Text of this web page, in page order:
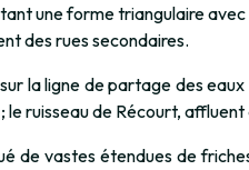
une forme triangulaire
des rues secondaires.
la ligne de partage des
le ruisseau de Récourt,
de vastes étendues de